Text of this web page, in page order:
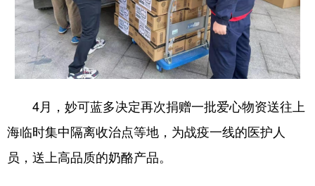
4月，妙可蓝多决定再次捐赠一批爱心物资送往上
海临时集中隔离收治点等地，为战疫一线的医护人
员，送上高品质的奶酪产品。